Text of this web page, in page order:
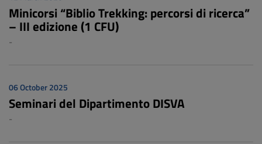
Minicorsi “Biblio Trekking: percorsi di ricerca”
– III edizione (1 CFU)
-
06 October 2025
Seminari del Dipartimento DISVA
-